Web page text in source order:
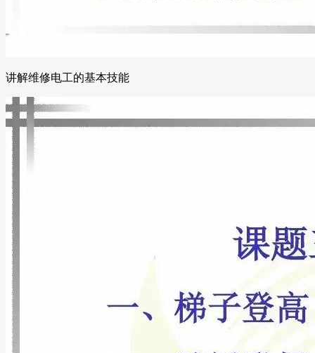
讲解维修电工的基本技能